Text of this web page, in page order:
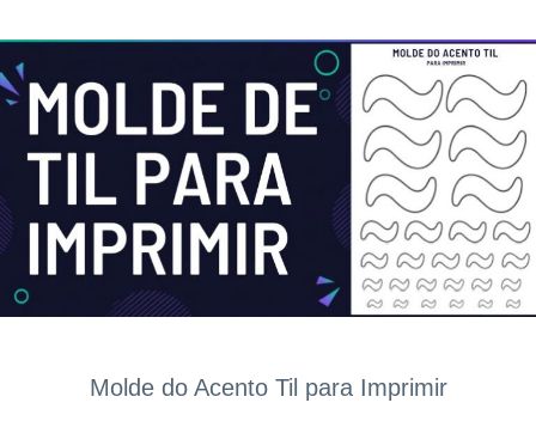
Molde do Acento Til para Imprimir